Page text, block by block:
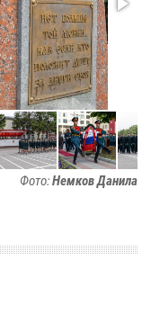
Фото:Немков Данила